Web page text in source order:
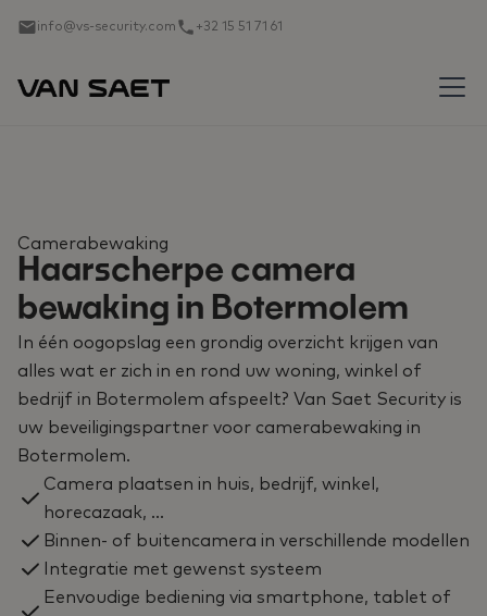
info@vs-security.com +32 15 51 71 61
Camerabewaking
Haarscherpe camera
bewaking in Botermolem
In één oogopslag een grondig overzicht krijgen van
alles wat er zich in en rond uw woning, winkel of
bedrijf in Botermolem afspeelt? Van Saet Security is
uw beveiligingspartner voor camerabewaking in
Botermolem.
Camera plaatsen in huis, bedrijf, winkel,
horecazaak, ...
Binnen- of buitencamera in verschillende modellen
Integratie met gewenst systeem
Eenvoudige bediening via smartphone, tablet of